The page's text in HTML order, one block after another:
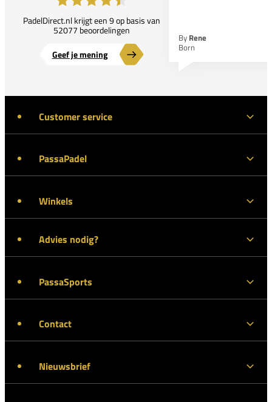
PadelDirect.nl krijgt een 9 op basis van
52077 beoordelingen
Geef je mening
By Rene
Born
Customer service
PassaPadel
Winkels
Advies nodig?
PassaSports
Contact
Nieuwsbrief